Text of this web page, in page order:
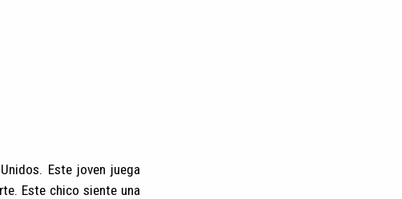
Este joven juega
Este chico siente una